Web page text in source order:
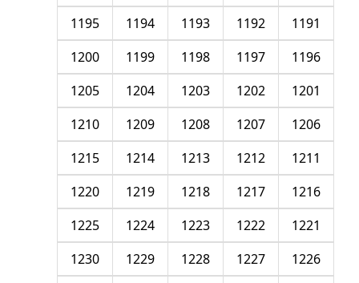
1191
1192
1193
1194
1195
1196
1197
1198
1199
1200
1201
1202
1203
1204
1205
1206
1207
1208
1209
1210
1211
1212
1213
1214
1215
1216
1217
1218
1219
1220
1221
1222
1223
1224
1225
1226
1227
1228
1229
1230